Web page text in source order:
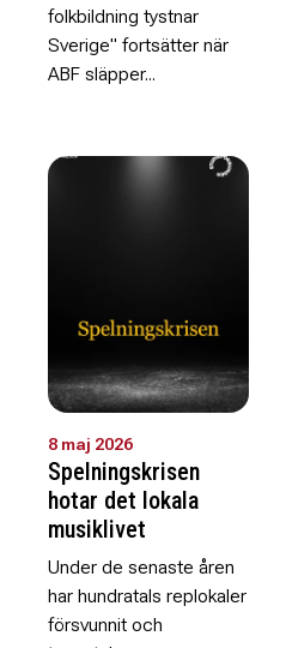
folkbildning tystnar
Sverige" fortsätter när
ABF släpper...
8 maj 2026
Spelningskrisen
hotar det lokala
musiklivet
Under de senaste åren
har hundratals replokaler
försvunnit och